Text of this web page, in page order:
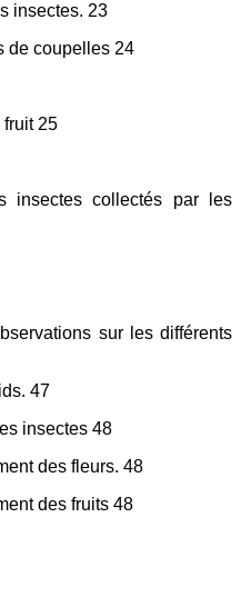
insectes. 23
de coupelles 24
fruit 25
insectes collectés par les
sur les différents
47
insectes 48
des fleurs. 48
des fruits 48